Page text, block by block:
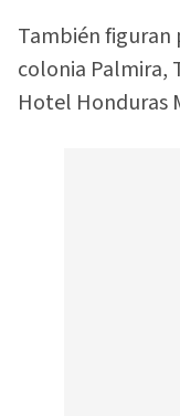
También figuran
colonia Palmira,
Hotel Honduras